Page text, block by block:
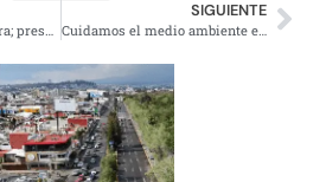
SIGUIENTE
Cuidamos el medio ambiente en Dos Bocas: AMLO